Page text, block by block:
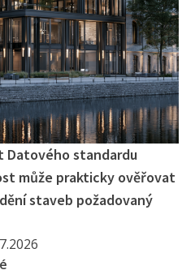
Datového standardu
může prakticky ověřovat
staveb požadovaný